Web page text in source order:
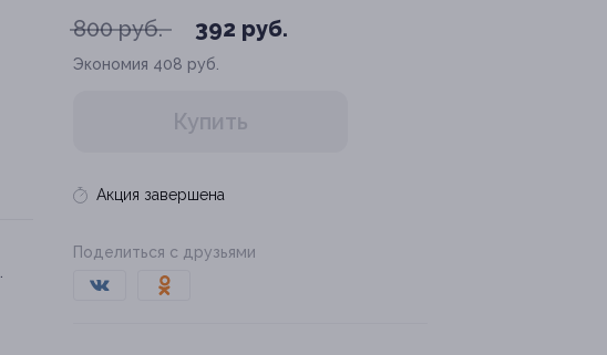
800 руб. 392 руб.
Экономия 408 руб.
Купить
Акция завершена
Поделиться с друзьями